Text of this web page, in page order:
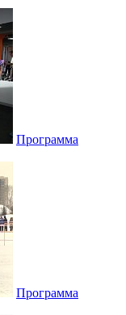
Программа
Программа